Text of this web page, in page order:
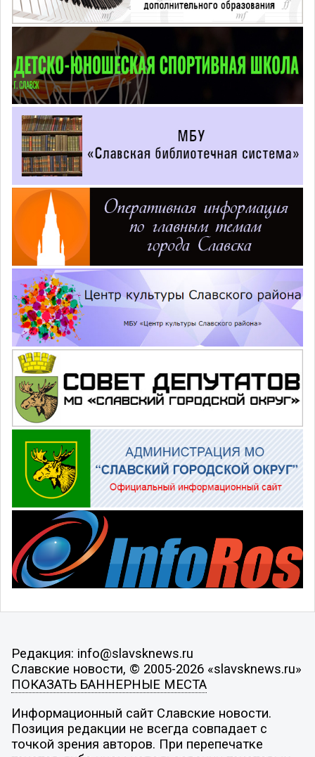
Редакция: info@slavsknews.ru
Славские новости, © 2005-2026 «slavsknews.ru»
ПОКАЗАТЬ БАННЕРНЫЕ МЕСТА
Информационный сайт Славские новости.
Позиция редакции не всегда совпадает с
точкой зрения авторов. При перепечатке